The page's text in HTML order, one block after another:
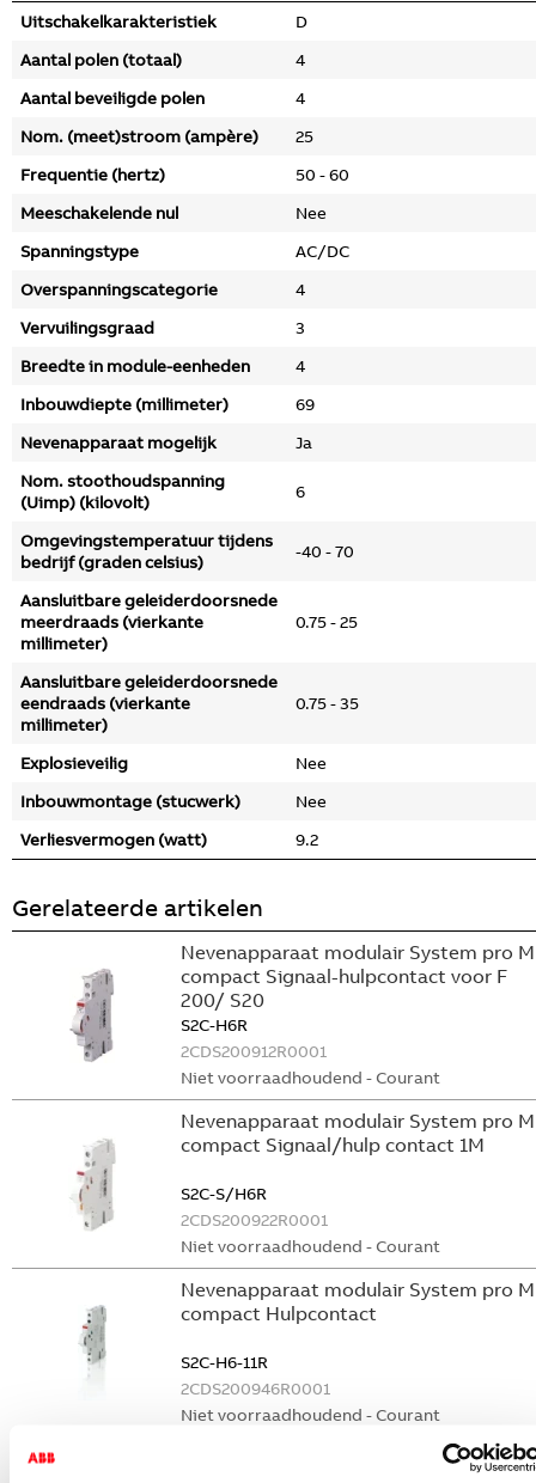
Uitschakelkarakteristiek
D
Aantal polen (totaal)
4
Aantal beveiligde polen
4
Nom. (meet)stroom (ampère)
25
Frequentie (hertz)
50 - 60
Meeschakelende nul
Nee
Spanningstype
AC/DC
Overspanningscategorie
4
Vervuilingsgraad
3
Breedte in module-eenheden
4
Inbouwdiepte (millimeter)
69
Nevenapparaat mogelijk
Ja
Nom. stoothoudspanning
(Uimp) (kilovolt)
6
Omgevingstemperatuur tijdens
bedrijf (graden celsius)
-40 - 70
Aansluitbare geleiderdoorsnede
meerdraads (vierkante
millimeter)
0.75 - 25
Aansluitbare geleiderdoorsnede
eendraads (vierkante
millimeter)
0.75 - 35
Explosieveilig
Nee
Inbouwmontage (stucwerk)
Nee
Verliesvermogen (watt)
9.2
Gerelateerde artikelen
Nevenapparaat modulair System pro M
compact Signaal-hulpcontact voor F
200/ S20
S2C-H6R
2CDS200912R0001
Niet voorraadhoudend - Courant
Nevenapparaat modulair System pro M
compact Signaal/hulp contact 1M
S2C-S/H6R
2CDS200922R0001
Niet voorraadhoudend - Courant
Nevenapparaat modulair System pro M
compact Hulpcontact
S2C-H6-11R
2CDS200946R0001
Niet voorraadhoudend - Courant
Nevenapparaat modulair System pro M